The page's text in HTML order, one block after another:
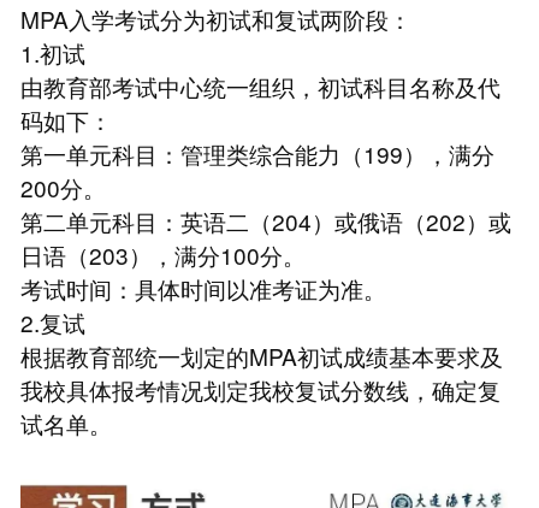
MPA入学考试分为初试和复试两阶段：
1.初试
由教育部考试中心统一组织，初试科目名称及代
码如下：
第一单元科目：管理类综合能力（199），满分
200分。
第二单元科目：英语二（204）或俄语（202）或
日语（203），满分100分。
考试时间：具体时间以准考证为准。
2.复试
根据教育部统一划定的MPA初试成绩基本要求及
我校具体报考情况划定我校复试分数线，确定复
试名单。